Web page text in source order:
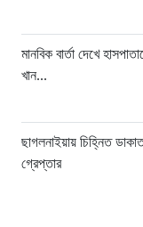
মানবিক বার্তা দেখে
খান...
ছাগলনাইয়ায় চিহ্নিত ডাকাত
গ্রেপ্তার